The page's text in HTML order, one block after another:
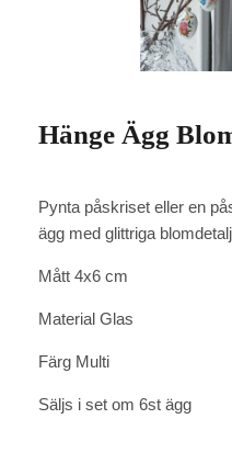
Hänge Ägg
Pynta påskriset eller en
ägg med glittriga
Mått 4x6 cm
Material Glas
Färg Multi
Säljs i set om 6st ägg